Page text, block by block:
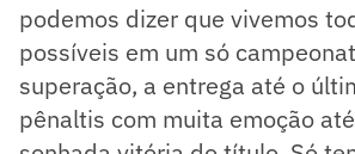
podemos dizer que vivemos
possíveis em um só
superação, a entrega até o
pênaltis com muita emoção